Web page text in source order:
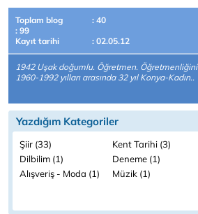
Toplam blog
: 40
: 99
Kayıt tarihi
: 02.05.12
1942 Uşak doğumlu. Öğretmen. Öğretmenliğini
1960-1992 yılları arasında 32 yıl Konya-Kadın..
Yazdığım Kategoriler
Şiir (33)
Kent Tarihi (3)
Dilbilim (1)
Deneme (1)
Alışveriş - Moda (1)
Müzik (1)